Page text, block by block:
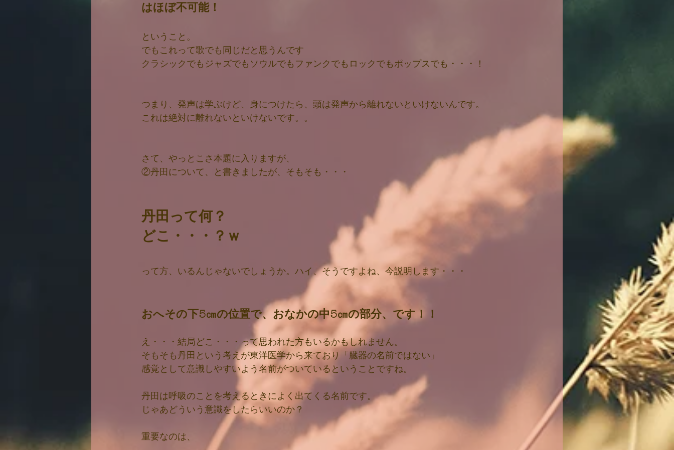
はほぼ不可能！
ということ。
でもこれって歌でも同じだと思うんです
クラシックでもジャズでもソウルでもファンクでもロックでもポップスでも・・・！
つまり、発声は学ぶけど、身につけたら、頭は発声から離れないといけないんです。
これは絶対に離れないといけないです。。
さて、 やっとこさ本題に入りますが、
②丹田について、と書きましたが、そもそも・・・
丹田って何？
どこ・・・？ｗ
って方、いるんじゃないでしょうか。ハイ、そうですよね、今説明します・・・
おへその下5㎝の位置で、おなかの中5㎝の部分、です！！
え・・・結局どこ・・・って思われた方もいるかもしれません。
そもそも丹田という考えが東洋医学から来ており「臓器の名前ではない」
感覚として意識しやすいよう名前がついているということですね。
丹田は呼吸のことを考えるときによく出てくる名前です。
じゃあどういう意識をしたらいいのか？
重要なのは、